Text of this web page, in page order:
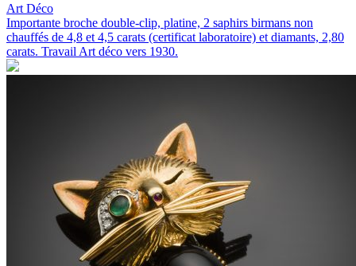
Art Déco
Importante broche double-clip, platine, 2 saphirs birmans non
chauffés de 4,8 et 4,5 carats (certificat laboratoire) et diamants, 2,80
carats. Travail Art déco vers 1930.